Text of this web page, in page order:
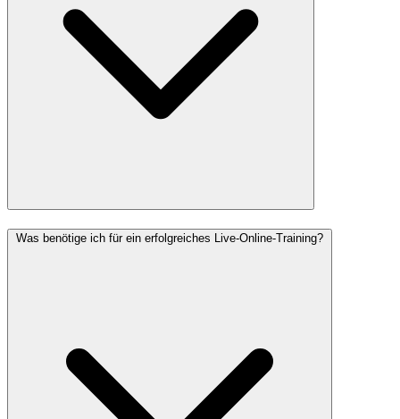
Was benötige ich für ein erfolgreiches Live-Online-Training?